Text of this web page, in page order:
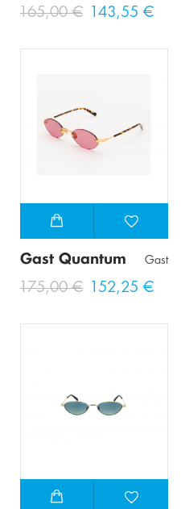
165,00 € 143,55 €
Gast Quantum Gast
175,00 € 152,25 €